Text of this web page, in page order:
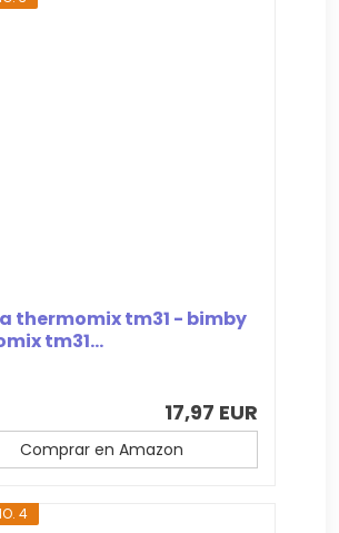
thermomix tm31 - bimby
tm31...
17,97 EUR
Comprar en Amazon
4